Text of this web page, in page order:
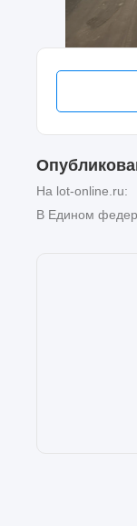
На lot-online.ru:
В Едином